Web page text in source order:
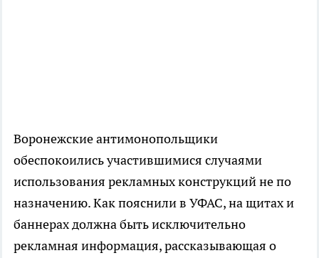
Воронежские антимонопольщики
обеспокоились участившимися случаями
использования рекламных конструкций не по
назначению. Как пояснили в УФАС, на щитах и
баннерах должна быть исключительно
рекламная информация, рассказывающая о